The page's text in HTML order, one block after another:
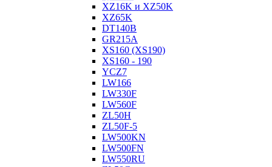
XZ16K и XZ50K
XZ65K
DT140B
GR215A
XS160 (XS190)
XS160 - 190
YCZ7
LW166
LW330F
LW560F
ZL50H
ZL50F-5
LW500KN
LW500FN
LW550RU